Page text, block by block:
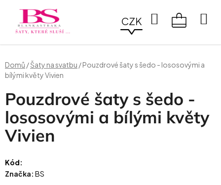
obsah
CZK
Hledat
Domů /Šaty na svatbu /Pouzdrové šaty s šedo - lososovými a
bílými květy Vivien
Pouzdrové šaty s šedo -
lososovými a bílými květy
Vivien
Kód:
Značka: BS